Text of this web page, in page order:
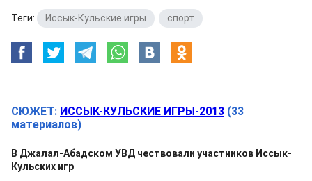
Теги: Иссык-Кульские игры спорт
СЮЖЕТ: ИССЫК-КУЛЬСКИЕ ИГРЫ-2013 (33
материалов)
В Джалал-Абадском УВД чествовали участников Иссык-
Кульских игр